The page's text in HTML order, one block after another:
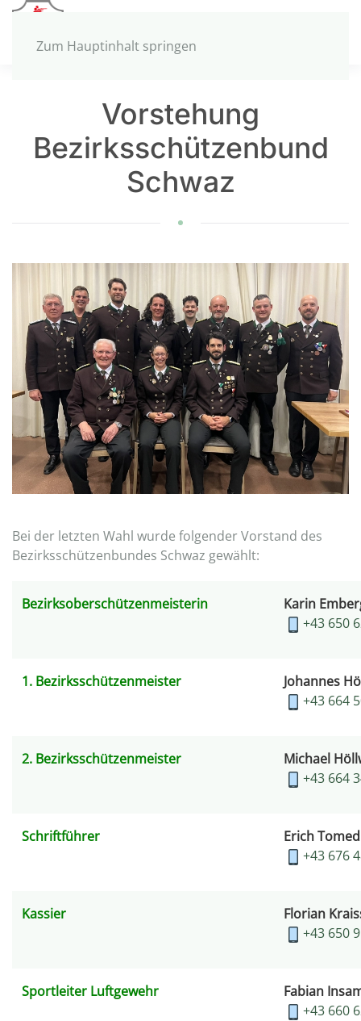
Zum Hauptinhalt springen
Vorstehung
Bezirksschützenbund
Schwaz
Bei der letzten Wahl wurde folgender Vorstand des
Bezirksschützenbundes Schwaz gewählt:
Bezirksoberschützenmeisterin
Karin
+43 650
1. Bezirksschützenmeister
Johannes
+43 664
2. Bezirksschützenmeister
Michael
+43 664
Schriftführer
Erich
+43 676
Kassier
Florian
+43 650
Sportleiter Luftgewehr
Fabian
+43 660